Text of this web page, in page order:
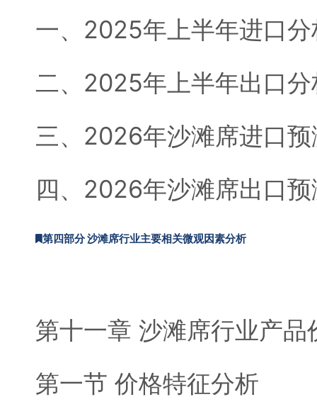
一、2025年上半年进口分
二、2025年上半年出口分
三、2026年沙滩席进口预
四、2026年沙滩席出口预
第四部分 沙滩席行业主要相关微观因素分析
第十一章 沙滩席行业产品
第一节 价格特征分析